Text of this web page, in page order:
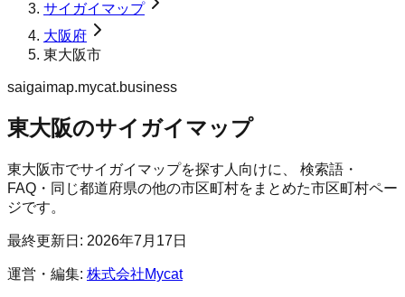
サイガイマップ
大阪府
東大阪市
saigaimap.mycat.business
東大阪のサイガイマップ
東大阪市でサイガイマップを探す人向けに、 検索語・
FAQ・同じ都道府県の他の市区町村をまとめた市区町村ペー
ジです。
最終更新日: 2026年7月17日
運営・編集: 株式会社Mycat